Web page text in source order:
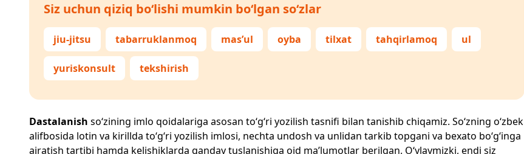
Siz uchun qiziq bo‘lishi mumkin bo‘lgan so‘zlar
jiu-jitsu tabarruklanmoq mas’ul oyba tilxat tahqirlamoq ul
yuriskonsult tekshirish
Dastalanish so‘zining imlo qoidalariga asosan to‘g‘ri yozilish tasnifi bilan tanishib chiqamiz. So‘zning o‘zbek
alifbosida lotin va kirillda to‘g‘ri yozilish imlosi, nechta undosh va unlidan tarkib topgani va bexato bo‘g‘inga
ajratish tartibi hamda kelishiklarda qanday tuslanishiga oid ma’lumotlar berilgan. O‘ylaymizki, endi siz